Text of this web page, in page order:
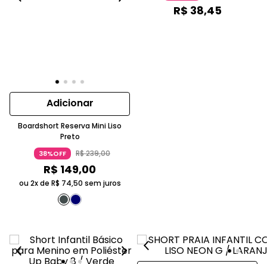
Adicionar
Boardshort Reserva Mini Liso
Preto
38%OFF R$239,00
R$ 149,00
ou 2x de R$ 74,50 sem juros
R$ 38,45